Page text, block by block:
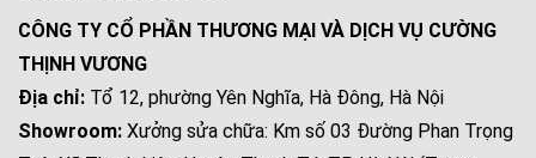
CÔNG TY CỔ PHẦN THƯƠNG MẠI VÀ DỊCH VỤ CƯỜNG
THỊNH VƯƠNG
Địa chỉ: Tổ 12, phường Yên Nghĩa, Hà Đông, Hà Nội
Showroom: Xưởng sửa chữa: Km số 03 Đường Phan Trọng